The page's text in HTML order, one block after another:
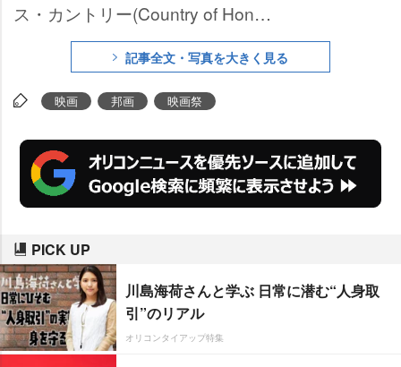
ス・カントリー(Country of Honou
r)」に選出。日本映画・アニメ・I
P産業を大規模特集する。
記事全文・写真を大きく見る
映画 邦画 映画祭
PICK UP
川島海荷さんと学ぶ 日常に潜む“人身取
引”のリアル
オリコンタイアップ特集